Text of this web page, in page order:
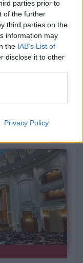
parties prior to
of the further
third parties on the
information may
the IAB’s List of
disclose it to other
Privacy Policy
Sanitas și
completă
public